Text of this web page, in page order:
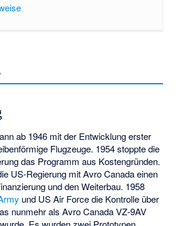
ab 1946 mit der Entwicklung erster
Flugzeuge. 1954 stoppte die
das Programm aus Kostengründen.
US-Regierung mit Avro Canada einen
und den Weiterbau. 1958
und US Air Force die Kontrolle über
nunmehr als Avro Canada VZ-9AV